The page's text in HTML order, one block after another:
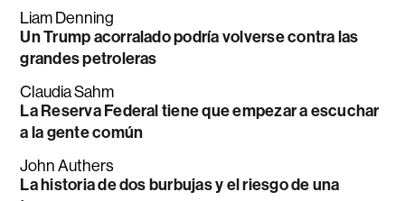
Liam Denning
Un Trump acorralado podría volverse contra las
grandes petroleras
Claudia Sahm
La Reserva Federal tiene que empezar a escuchar
a la gente común
John Authers
La historia de dos burbujas y el riesgo de una